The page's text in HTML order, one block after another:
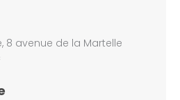
8 avenue de la Martelle